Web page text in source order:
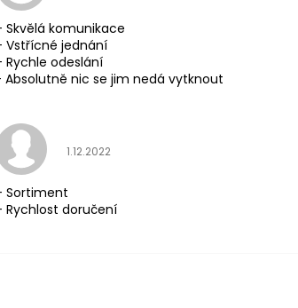
Skvělá komunikace
Vstřícné jednání
Rychle odeslání
Absolutně nic se jim nedá vytknout
Hodnocení obchodu je 5 z 5 hvězdiček.
1.12.2022
Sortiment
Rychlost doručení